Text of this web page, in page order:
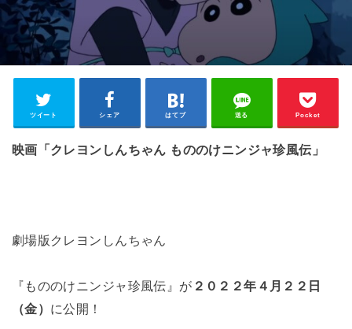
ツイート シェア はてブ 送る Pocket
映画「クレヨンしんちゃん もののけニンジャ珍風伝」
劇場版クレヨンしんちゃん
『もののけニンジャ珍風伝』が ２０２２年４月２２日
（金） に公開！